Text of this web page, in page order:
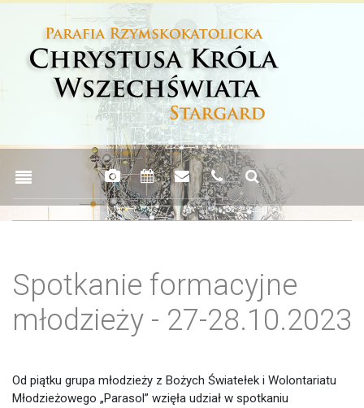
Spotkanie formacyjne
młodzieży - 27-28.10.2023
Od piątku grupa młodzieży z Bożych Światełek i Wolontariatu
Młodzieżowego „Parasol” wzięła udział w spotkaniu